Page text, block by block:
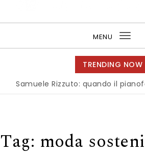
MENU
TRENDING NOW
Rizzuto: quando il pianoforte
Tag: moda